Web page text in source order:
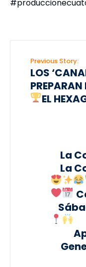
Previous Story:
LOS
PREPARAN
EL
La
La